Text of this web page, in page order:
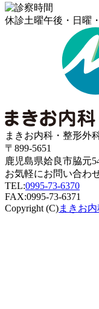
休診土曜午後・日曜
まきお内科・整形外
〒899-5651
鹿児島県姶良市脇元
お気軽にお問い合わ
TEL:0995-73-6370
FAX:0995-73-6371
Copyright (C)まきお